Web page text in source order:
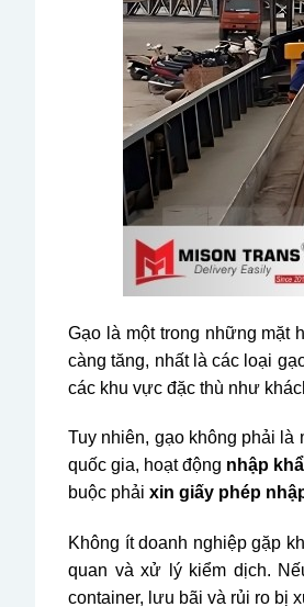
Gạo là một trong những mặt
càng tăng, nhất là các loại
các khu vực đặc thù như
Tuy nhiên, gạo không phải
quốc gia, hoạt động nhập
buộc phải xin giấy phép
Không ít doanh nghiệp gặp
quan và xử lý kiểm dịch.
container, lưu bãi và rủi ro bị